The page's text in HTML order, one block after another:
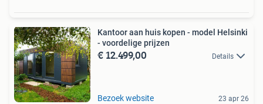
Kantoor aan huis kopen - model Helsinki
- voordelige prijzen
€ 12.499,00 Details
Bezoek website 23 apr 26